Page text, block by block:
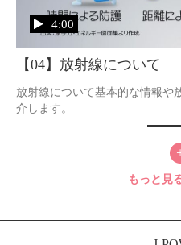
【04】放射線について
4:00
放射線について基本的な情報や
介します。
もっと見